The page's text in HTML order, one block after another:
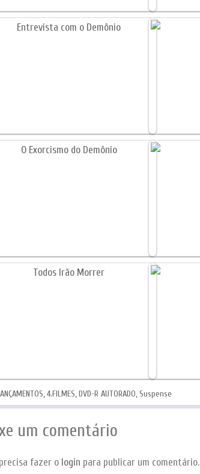
,4.FILMES,DVD-R AUTORADO,Suspense
um comentário
fazer o login para publicar um comentário.